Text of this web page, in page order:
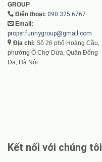
GROUP
Điện thoại: 090 325 6767
Email:
proper.funnygroup@gmail.com
Địa chỉ: Số 26 phố Hoàng Cầu,
phường Ô Chợ Dừa, Quận Đống
Đa, Hà Nội
Kết nối với chúng tôi